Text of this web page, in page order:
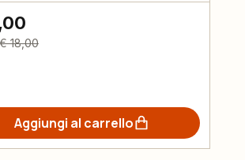
€ 18,00
Aggiungi al carrello